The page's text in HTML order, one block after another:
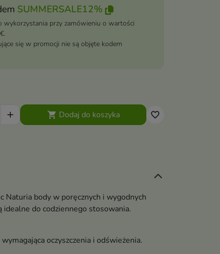
SUMMERSALE12%
wykorzystania przy zamówieniu o wartości
się w promocji nie są objęte kodem
  Dodaj do koszyka favorite_border
Naturia body w poręcznych i wygodnych
idealne do codziennego stosowania.
oczyszczenia i odświeżenia.